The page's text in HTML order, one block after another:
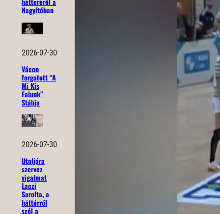
Nagyítóban
2026-07-30
Vácon
forgatott “A
Mi Kis
Falunk”
Stábja
2026-07-30
Utoljára
szervez
vigalmat
Laczi
Sarolta, a
háttérről
szól a